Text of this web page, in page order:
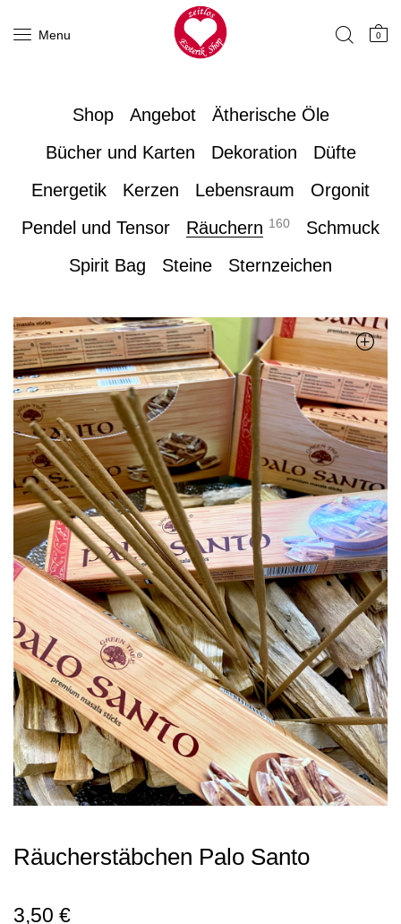
Menu 0
Shop Angebot
Ätherische Öle
Bücher und Karten
Dekoration
Düfte
Energetik
Kerzen Lebensraum
Orgonit
Pendel und Tensor
Räuchern 160
Schmuck
Spirit Bag
Steine Sternzeichen
Räucherstäbchen Palo Santo
3,50 €